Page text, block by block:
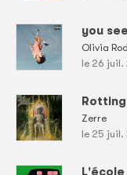
you
Olivia
le 26 juil.
Zerre
le 25 juil.